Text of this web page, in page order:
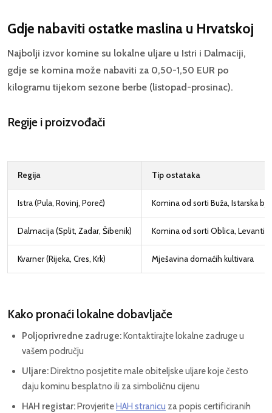
Gdje nabaviti ostatke maslina u Hrvatskoj
Najbolji izvor komine su lokalne uljare u Istri i Dalmaciji,
gdje se komina može nabaviti za 0,50-1,50 EUR po
kilogramu tijekom sezone berbe (listopad-prosinac).
Regije i proizvođači
Regija Tip ostataka
Istra (Pula, Rovinj, Poreč) Komina od sorti Buža, Istarska
Dalmacija (Split, Zadar, Šibenik) Komina od sorti Oblica,
Kvarner (Rijeka, Cres, Krk) Mješavina domaćih kultivara
Kako pronaći lokalne dobavljače
Poljoprivredne zadruge: Kontaktirajte lokalne zadruge u
vašem području
Uljare: Direktno posjetite male obiteljske uljare koje često
daju kominu besplatno ili za simboličnu cijenu
HAH registar: Provjerite HAH stranicu za popis certificiranih